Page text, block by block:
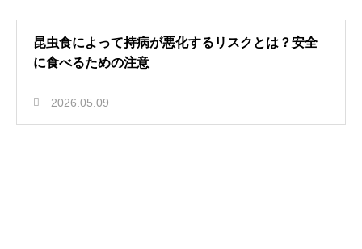
昆虫食によって持病が悪化するリスクとは？安全
に食べるための注意
2026.05.09